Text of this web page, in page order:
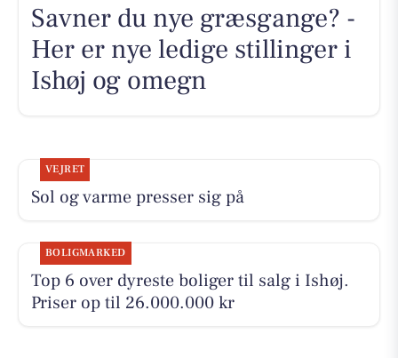
Savner du nye græsgange? -
Her er nye ledige stillinger i
Ishøj og omegn
VEJRET
Sol og varme presser sig på
BOLIGMARKED
Top 6 over dyreste boliger til salg i Ishøj.
Priser op til 26.000.000 kr